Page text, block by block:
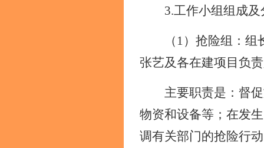
3.工作小组组成及
（ 1）抢险组：组
张艺及各在建项目负
主要职责是：督
物资和设备等；在发
调有关部门的抢险行